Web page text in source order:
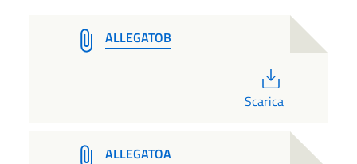
ALLEGATOB
Scarica
ALLEGATOA